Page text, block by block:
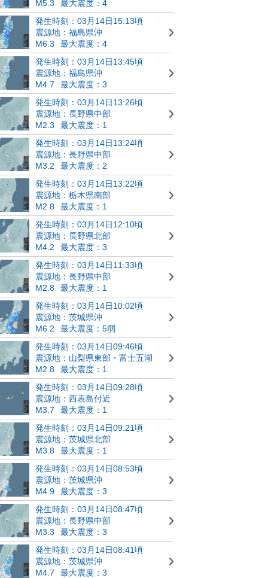
M5.3
最大震度：4
発生時刻：03月14日15:13頃
震源地：福島県沖
M6.3
最大震度：4
発生時刻：03月14日13:45頃
震源地：福島県沖
M4.7
最大震度：3
発生時刻：03月14日13:26頃
震源地：長野県中部
M2.3
最大震度：1
発生時刻：03月14日13:24頃
震源地：長野県中部
M3.2
最大震度：2
発生時刻：03月14日13:22頃
震源地：栃木県南部
M2.8
最大震度：1
発生時刻：03月14日12:10頃
震源地：長野県北部
M4.2
最大震度：3
発生時刻：03月14日11:33頃
震源地：長野県中部
M2.8
最大震度：1
発生時刻：03月14日10:02頃
震源地：茨城県沖
M6.2
最大震度：5弱
発生時刻：03月14日09:46頃
震源地：山梨県東部・富士五湖
M2.8
最大震度：1
発生時刻：03月14日09:28頃
震源地：西表島付近
M3.7
最大震度：1
発生時刻：03月14日09:21頃
震源地：茨城県北部
M3.8
最大震度：1
発生時刻：03月14日08:53頃
震源地：茨城県沖
M4.9
最大震度：3
発生時刻：03月14日08:47頃
震源地：長野県中部
M3.3
最大震度：3
発生時刻：03月14日08:41頃
震源地：茨城県沖
M4.7
最大震度：3